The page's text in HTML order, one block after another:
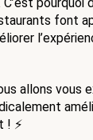
font
allons vous
! ⚡️